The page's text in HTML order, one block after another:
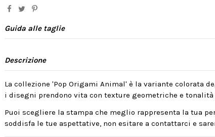
Guida alle taglie
Descrizione
La collezione 'Pop Origami Animal' è la variante colorata
i disegni prendono vita con texture geometriche e tonalità
Puoi scegliere la stampa che meglio rappresenta la tua
soddisfa le tue aspettative, non esitare a contattarci e